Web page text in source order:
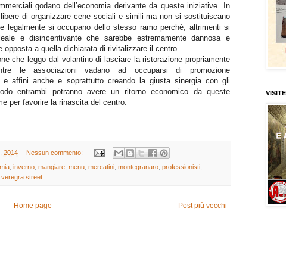
godano dell’economia derivante da queste iniziative. In
di organizzare cene sociali e simili ma non si sostituiscano
legalmente si occupano dello stesso ramo perché, altrimenti si
e disincentivante che sarebbe estremamente dannosa e
opposta a quella dichiarata di rivitalizzare il centro.
che leggo dal volantino di lasciare la ristorazione propriamente
le associazioni vadano ad occuparsi di promozione
e affini anche e soprattutto creando la giusta sinergia con gli
entrambi potranno avere un ritorno economico da queste
per favorire la rinascita del centro.
2014 Nessun commento:
inverno mangiare menu mercatini montegranaro professionisti
veregra street
Post più vecchi
Home page
VISITE